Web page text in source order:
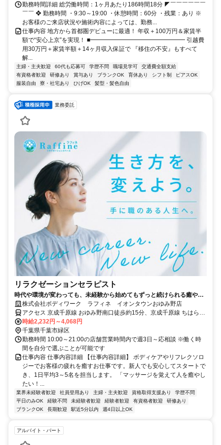
勤務時間詳細 総労働時間：1ヶ月あたり186時間18分 ◤￣￣￣￣￣￣
￣￣ ❖ 勤務時間 ・9:30～19:00 ・休憩時間：60分 ・残業：あり ※
お客様のご来店状況や施術内容によっては、勤務...
仕事内容 地方から首都圏デビューに最適！ 年収＋100万円＆家賃半
額で“安心上京”を実現！ ■━━━━━━━━━━━━━━━━ 引越費
用30万円＋家賃半額＋14ヶ月収入保証で 『移住の不安』もすべて
解...
主婦・主夫歓迎 60代も応募可 学歴不問 職場見学可
交通費全額支給
有資格者歓迎
研修あり 賞与あり ブランクOK 育休あり シフト制
ピアスOK
服装自由
寮・社宅あり ひげOK 髪型・髪色自由
業務委託
リラクゼーションセラピスト
時代や環境が変わっても、未経験から始めてもずっと続けられる癒やし
の仕事。手に職を身につけて、生き方を変えよう。
株式会社ボディワーク ラフィネ イオンタウンおゆみ野店
アクセス 京成千原線 おゆみ野南口徒歩約15分、京成千原線 ちはら台
西側出口徒歩約18分、京成千原線 学園前（千葉県）出入口1徒歩約35
分 最寄駅：おゆみ野駅
時給2,232円～4,068円
千葉県千葉市緑区
勤務時間 10:00～21:00の店舗営業時間内で週3日～応相談 ※働く時
間を自分で選ぶことが可能です
仕事内容 仕事内容詳細 【仕事内容詳細】 ボディケアやリフレクソロ
ジーでお客様の疲れを癒すお仕事です。新人でも安心してスタートで
き、1日平均3～5名を担当します。 「マッサージを覚えて人を癒やし
たい！...
業界未経験者歓迎 社員登用あり 主婦・主夫歓迎 資格取得支援あり
学歴不問
平日のみOK
経験不問 未経験者歓迎 経験者歓迎 有資格者歓迎
研修あり
ブランクOK
長期歓迎 駅近5分以内 週4日以上OK
アルバイト・パート